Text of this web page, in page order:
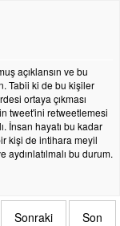
açıklansın ve bu
Tabii ki de bu kişiler
ortaya çıkması
tweet'ini retweetlemesi
İnsan hayatı bu kadar
kişi de intihara meyil
bu durum.
Sonraki Son